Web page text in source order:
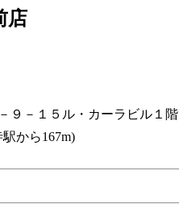
店
９－１５ル・カーラビル１階
から167m)